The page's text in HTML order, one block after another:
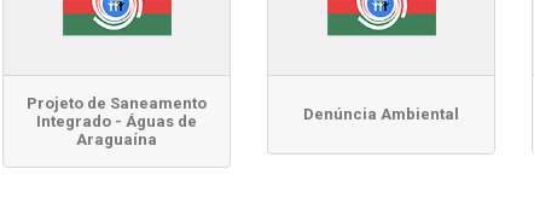
Projeto de Saneamento
Integrado - Águas de
Araguaína
Denúncia Ambiental